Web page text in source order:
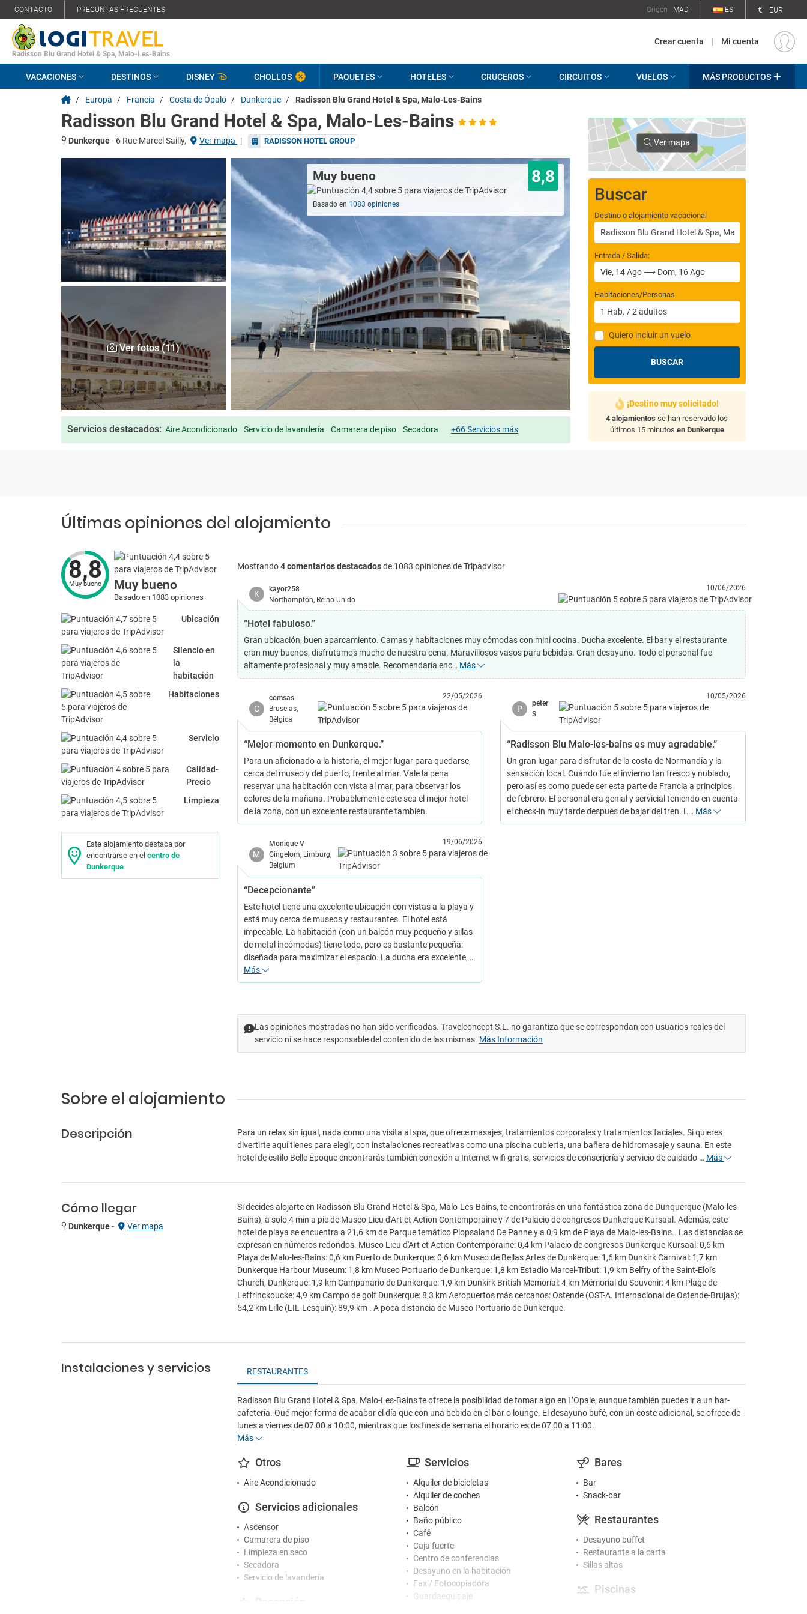
CONTACTO PREGUNTAS FRECUENTES Origen MAD ES € EUR
Radisson Blu Grand Hotel & Spa, Malo-Les-Bains
Crear cuenta | Mi cuenta
VACACIONES DESTINOS DISNEY CHOLLOS PAQUETES HOTELES CRUCEROS CIRCUITOS VUELOS MÁS PRODUCTOS
/ Europa / Francia / Costa de Ópalo / Dunkerque / Radisson Blu Grand Hotel & Spa, Malo-Les-Bains
Radisson Blu Grand Hotel & Spa, Malo-Les-Bains
Dunkerque- 6 Rue Marcel Sailly, Ver mapa | RADISSON HOTEL GROUP
Ver fotos (11)
Muy bueno 8,8
Basado en 1083 opiniones
Servicios destacados: Aire Acondicionado Servicio de lavandería Camarera de piso Secadora +66 Servicios más
Ver mapa
Buscar
Destino o alojamiento vacacional
Entrada / Salida:
Habitaciones/Personas
1 Hab. /2 adultos
Quiero incluir un vuelo
BUSCAR
¡Destino muy solicitado!
4 alojamientos se han reservado los
últimos 15 minutos en Dunkerque
Últimas opiniones del alojamiento
8,8
Muy bueno Muy bueno
Basado en 1083 opiniones
Ubicación
Silencio en
la
habitación
Habitaciones
Servicio
Calidad-
Precio
Limpieza
Este alojamiento destaca por
encontrarse en el centro de
Dunkerque
Mostrando4 comentarios destacadosde 1083 opiniones de Tripadvisor
K
kayor258
Northampton, Reino Unido
10/06/2026
“Hotel fabuloso.”
Gran ubicación, buen aparcamiento. Camas y habitaciones muy cómodas con mini cocina. Ducha excelente. El bar y el restaurante
eran muy buenos, disfrutamos mucho de nuestra cena. Maravillosos vasos para bebidas. Gran desayuno. Todo el personal fue
altamente profesional y muy amable. Recomendaría enc… Más
C
comsas
Bruselas,
Bélgica
22/05/2026
“Mejor momento en Dunkerque.”
Para un aficionado a la historia, el mejor lugar para quedarse,
cerca del museo y del puerto, frente al mar. Vale la pena
reservar una habitación con vista al mar, para observar los
colores de la mañana. Probablemente este sea el mejor hotel
de la zona, con un excelente restaurante también.
P
peter
S
10/05/2026
“Radisson Blu Malo-les-bains es muy agradable.”
Un gran lugar para disfrutar de la costa de Normandía y la
sensación local. Cuándo fue el invierno tan fresco y nublado,
pero así es como puede ser esta parte de Francia a principios
de febrero. El personal era genial y servicial teniendo en cuenta
el check-in muy tarde después de bajar del tren. L… Más
M
Monique V
Gingelom, Limburg,
Belgium
19/06/2026
“Decepcionante”
Este hotel tiene una excelente ubicación con vistas a la playa y
está muy cerca de museos y restaurantes. El hotel está
impecable. La habitación (con un balcón muy pequeño y sillas
de metal incómodas) tiene todo, pero es bastante pequeña:
diseñada para maximizar el espacio. La ducha era excelente, …
Más
Las opiniones mostradas no han sido verificadas. Travelconcept S.L. no garantiza que se correspondan con usuarios reales del
servicio ni se hace responsable del contenido de las mismas. Más Información
Sobre el alojamiento
Descripción
Para un relax sin igual, nada como una visita al spa, que ofrece masajes, tratamientos corporales y tratamientos faciales. Si quieres
divertirte aquí tienes para elegir, con instalaciones recreativas como una piscina cubierta, una bañera de hidromasaje y sauna. En este
hotel de estilo Belle Époque encontrarás también conexión a Internet wifi gratis, servicios de conserjería y servicio de cuidado … Más
Cómo llegar
Dunkerque- Ver mapa
Si decides alojarte en Radisson Blu Grand Hotel & Spa, Malo-Les-Bains, te encontrarás en una fantástica zona de Dunquerque (Malo-les-
Bains), a solo 4 min a pie de Museo Lieu d'Art et Action Contemporaine y 7 de Palacio de congresos Dunkerque Kursaal. Además, este
hotel de playa se encuentra a 21,6 km de Parque temático Plopsaland De Panne y a 0,9 km de Playa de Malo-les-Bains.. Las distancias se
expresan en números redondos. Museo Lieu d'Art et Action Contemporaine: 0,4 km Palacio de congresos Dunkerque Kursaal: 0,6 km
Playa de Malo-les-Bains: 0,6 km Puerto de Dunkerque: 0,6 km Museo de Bellas Artes de Dunkerque: 1,6 km Dunkirk Carnival: 1,7 km
Dunkerque Harbour Museum: 1,8 km Museo Portuario de Dunkerque: 1,8 km Estadio Marcel-Tribut: 1,9 km Belfry of the Saint-Eloi's
Church, Dunkerque: 1,9 km Campanario de Dunkerque: 1,9 km Dunkirk British Memorial: 4 km Mémorial du Souvenir: 4 km Plage de
Leffrinckoucke: 4,9 km Campo de golf Dunkerque: 8,3 km Aeropuertos más cercanos: Ostende (OST-A. Internacional de Ostende-Brujas):
54,2 km Lille (LIL-Lesquin): 89,9 km . A poca distancia de Museo Portuario de Dunkerque.
Instalaciones y servicios RESTAURANTES
Radisson Blu Grand Hotel & Spa, Malo-Les-Bains te ofrece la posibilidad de tomar algo en L’Opale, aunque también puedes ir a un bar-
cafetería. Qué mejor forma de acabar el día que con una bebida en el bar o lounge. El desayuno bufé, con un coste adicional, se ofrece de
lunes a viernes de 07:00 a 10:00, mientras que los fines de semana el horario es de 07:00 a 11:00.
Más
Otros
Aire Acondicionado
Servicios adicionales
Ascensor
Camarera de piso
Limpieza en seco
Secadora
Servicio de lavandería
Servicios
Alquiler de bicicletas
Alquiler de coches
Balcón
Baño público
Café
Caja fuerte
Centro de conferencias
Desayuno en la habitación
Fax / Fotocopiadora
Guardaequipaje
Bares
Bar
Snack-bar
Restaurantes
Desayuno buffet
Restaurante a la carta
Sillas altas
Piscinas